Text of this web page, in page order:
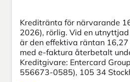
Kreditränta för närvarande
2026), rörlig. Vid en
är den effektiva räntan
med e-faktura återbetalt
Kreditgivare: Entercard
556673-0585), 105 34